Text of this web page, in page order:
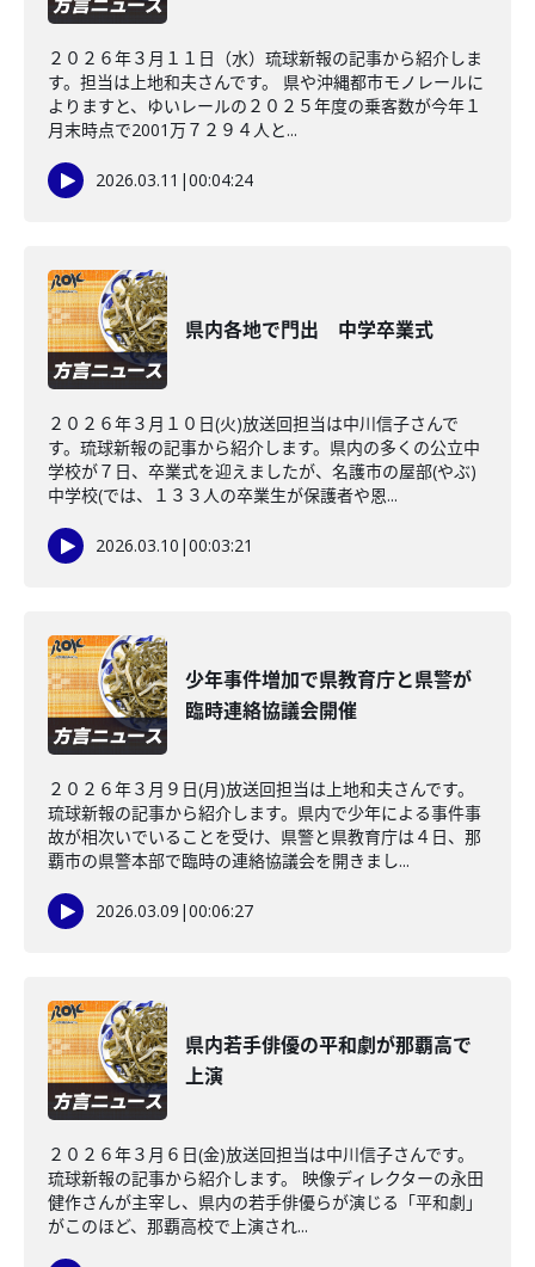
２０２６年３月１１日（水）琉球新報の記事から紹介しま
す。担当は上地和夫さんです。 県や沖縄都市モノレールに
よりますと、ゆいレールの２０２５年度の乗客数が今年１
月末時点で2001万７２９４人と...
2026.03.11 |00:04:24
県内各地で門出 中学卒業式
２０２６年３月１０日(火)放送回担当は中川信子さんで
す。琉球新報の記事から紹介します。県内の多くの公立中
学校が７日、卒業式を迎えましたが、名護市の屋部(やぶ)
中学校(では、１３３人の卒業生が保護者や恩...
2026.03.10 |00:03:21
少年事件増加で県教育庁と県警が
臨時連絡協議会開催
２０２６年３月９日(月)放送回担当は上地和夫さんです。
琉球新報の記事から紹介します。県内で少年による事件事
故が相次いでいることを受け、県警と県教育庁は４日、那
覇市の県警本部で臨時の連絡協議会を開きまし...
2026.03.09 |00:06:27
県内若手俳優の平和劇が那覇高で
上演
２０２６年３月６日(金)放送回担当は中川信子さんです。
琉球新報の記事から紹介します。 映像ディレクターの永田
健作さんが主宰し、県内の若手俳優らが演じる「平和劇」
がこのほど、那覇高校で上演され...